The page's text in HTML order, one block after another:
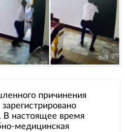
причинения
В настоящее время
медицинская